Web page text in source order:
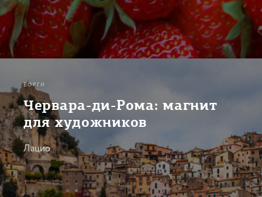
БОРГИ
Червара-ди-Рома: магнит
для художников
Лацио